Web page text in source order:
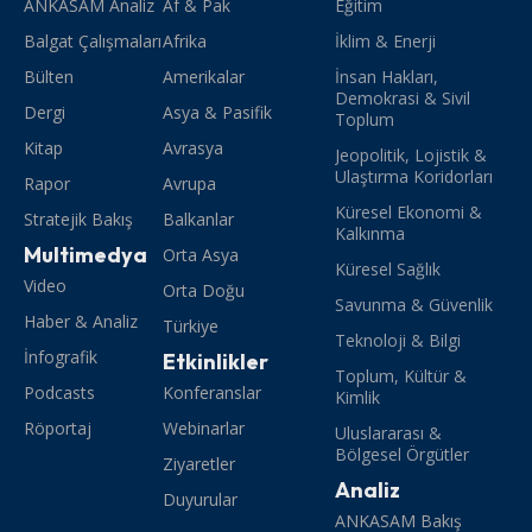
ANKASAM Analiz
Balgat Çalışmaları
Bülten
Dergi
Kitap
Rapor
Stratejik Bakış
Multimedya
Video
Haber & Analiz
İnfografik
Podcasts
Röportaj
Af & Pak
Afrika
Amerikalar
Asya & Pasifik
Avrasya
Avrupa
Balkanlar
Orta Asya
Orta Doğu
Türkiye
Etkinlikler
Konferanslar
Webinarlar
Ziyaretler
Duyurular
Eğitim
İklim & Enerji
İnsan Hakları,
Demokrasi & Sivil
Toplum
Jeopolitik, Lojistik &
Ulaştırma Koridorları
Küresel Ekonomi &
Kalkınma
Küresel Sağlık
Savunma & Güvenlik
Teknoloji & Bilgi
Toplum, Kültür &
Kimlik
Uluslararası &
Bölgesel Örgütler
Analiz
ANKASAM Bakış